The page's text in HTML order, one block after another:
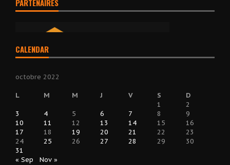
PARTENAIRES
CALENDAR
octobre 2022
L M M J V S
D
1
2
3
4 5 6 7 8
9
10
11 12 13 14 15
16
17
18 19 20 21 22
23
24
25 26 27 28 29
30
31
« Sep
Nov »